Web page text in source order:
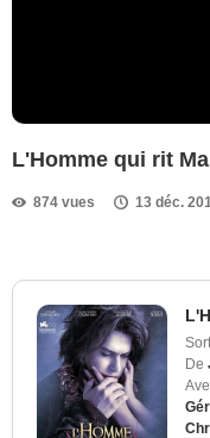
L'Homme qui rit
874 vues 13 déc.
De